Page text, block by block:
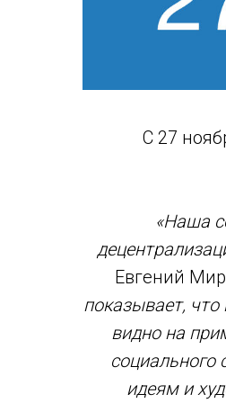
С 27
«Наша
Евгений
показывает,
видно на
идеям и